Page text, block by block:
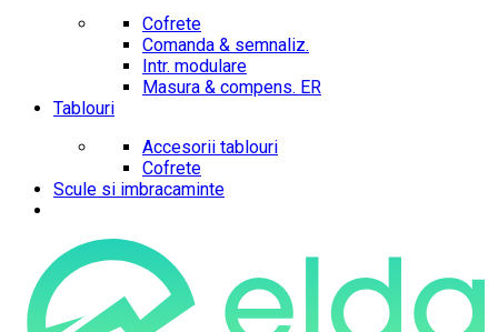
Cofrete
Comanda & semnaliz.
Intr. modulare
Masura & compens. ER
Tablouri
Accesorii tablouri
Cofrete
Scule si imbracaminte